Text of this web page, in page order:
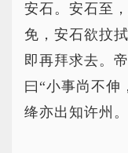
安石。安石至
免，安石欲抆
即再拜求去。
曰“小事尚不伸
绛亦出知许州。